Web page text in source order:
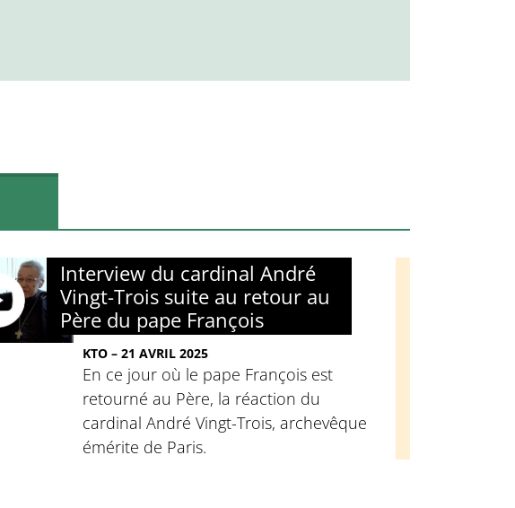
Interview du cardinal André
Vingt-Trois suite au retour au
Père du pape François
KTO – 21 AVRIL 2025
En ce jour où le pape François est
retourné au Père, la réaction du
cardinal André Vingt-Trois, archevêque
émérite de Paris.